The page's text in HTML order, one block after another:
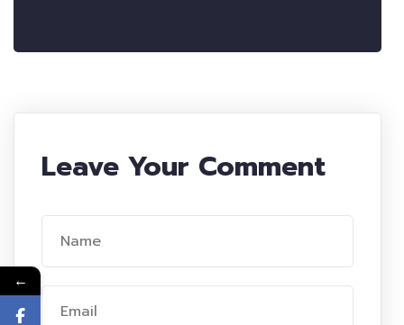
Leave Your Comment
←